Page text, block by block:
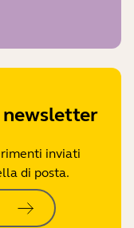
inviati
di posta.